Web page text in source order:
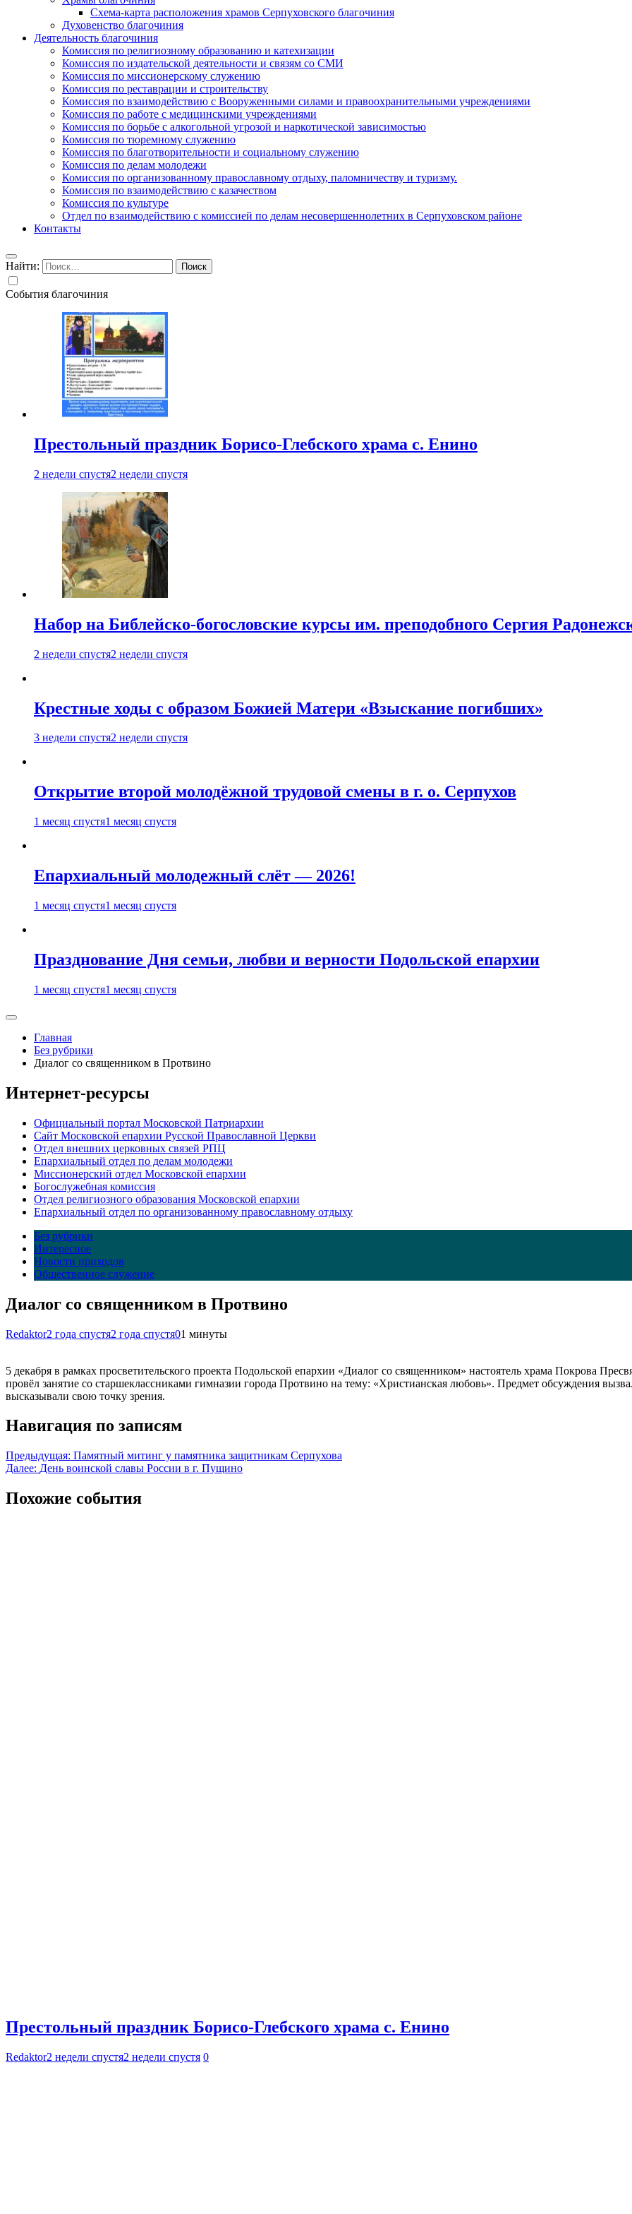
Схема-карта расположения храмов Серпуховского благочиния
Духовенство благочиния
Деятельность благочиния
Комиссия по религиозному образованию и катехизации
Комиссия по издательской деятельности и связям со СМИ
Комиссия по миссионерскому служению
Комиссия по реставрации и строительству
Комиссия по взаимодействию с Вооруженными силами и правоохранительными учреждениями
Комиссия по работе с медицинскими учреждениями
Комиссия по борьбе с алкогольной угрозой и наркотической зависимостью
Комиссия по тюремному служению
Комиссия по благотворительности и социальному служению
Комиссия по делам молодежи
Комиссия по организованному православному отдыху, паломничеству и туризму.
Комиссия по взаимодействию с казачеством
Комиссия по культуре
Отдел по взаимодействию с комиссией по делам несовершеннолетних в Серпуховском районе
Контакты
Найти:
События благочиния
Престольный праздник Борисо-Глебского храма с. Енино
2 недели спустя2 недели спустя
Набор на Библейско-богословские курсы им. преподобного Сергия
2 недели спустя2 недели спустя
Крестные ходы с образом Божией Матери «Взыскание погибших»
3 недели спустя2 недели спустя
Открытие второй молодёжной трудовой смены в г. о. Серпухов
1 месяц спустя1 месяц спустя
Епархиальный молодежный слёт — 2026!
1 месяц спустя1 месяц спустя
Празднование Дня семьи, любви и верности Подольской епархии
1 месяц спустя1 месяц спустя
Главная
Без рубрики
Диалог со священником в Протвино
Интернет-ресурсы
Официальный портал Московской Патриархии
Сайт Московской епархии Русской Православной Церкви
Отдел внешних церковных связей РПЦ
Епархиальный отдел по делам молодежи
Миссионерский отдел Московской епархии
Богослужебная комиссия
Отдел религиозного образования Московской епархии
Епархиальный отдел по организованному православному отдыху
Без рубрики
Интересное
Новости приходов
Общественное служение
Диалог со священником в Протвино
Redaktor2 года спустя2 года спустя01 минуты
5 декабря в рамках просветительского проекта Подольской епархии «Диалог со священником» настоятель храма Покрова
провёл занятие со старшеклассниками гимназии города Протвино на тему: «Христианская любовь». Предмет обсуждения
высказывали свою точку зрения.
Навигация по записям
Предыдущая: Памятный митинг у памятника защитникам Серпухова
Далее: День воинской славы России в г. Пущино
Похожие события
Престольный праздник Борисо-Глебского храма с. Енино
Redaktor2 недели спустя2 недели спустя 0